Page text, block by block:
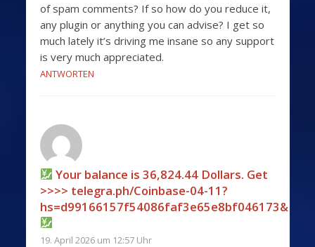
of spam comments? If so how do you reduce it,
any plugin or anything you can advise? I get so
much lately it’s driving me insane so any support
is very much appreciated.
ANTWORTEN
Your balance is 36,824.44 Dollars. Get
>>>> telegra.ph/Coinbase-04-11?
hs=d99166157f54086faf3e65e8bf046173&
19. April 2026 um 12:57 Uhr